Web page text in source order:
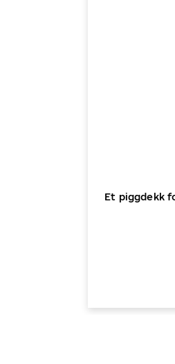
Et piggdekk